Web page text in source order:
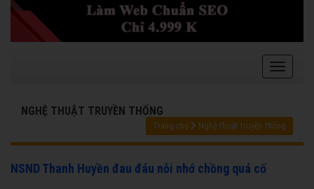
NGHỆ THUẬT TRUYỀN THỐNG
Trang chủ Nghệ thuật truyền thống
NSND Thanh Huyền đau đáu nỗi nhớ chồng quá cố